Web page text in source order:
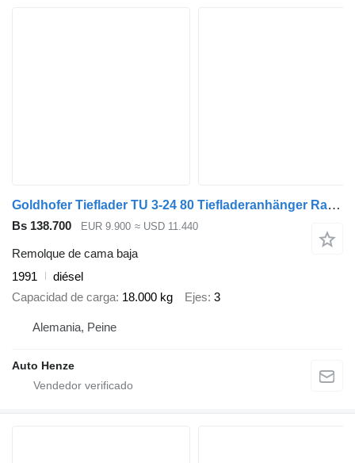
Goldhofer Tieflader TU 3-24 80 Tiefladeranhänger Rampen
Bs 138.700 EUR 9.900 ≈ USD 11.440
Remolque de cama baja
1991
diésel
Capacidad de carga 18.000 kg Ejes 3
Alemania, Peine
Auto Henze